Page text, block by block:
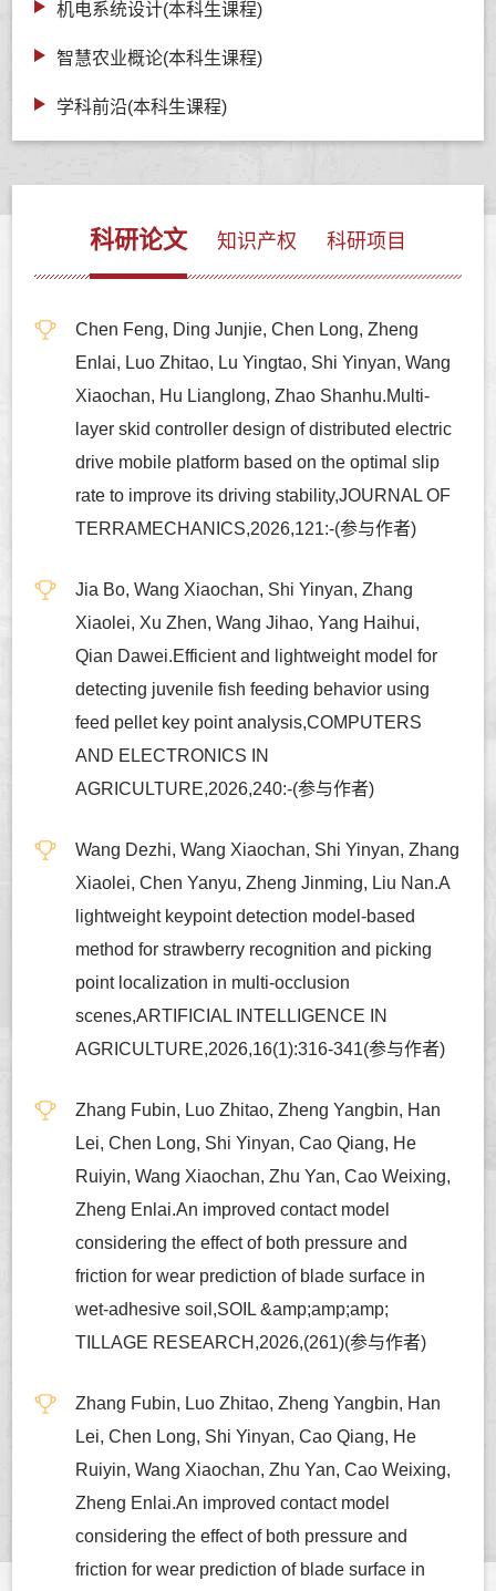
机电系统设计(本科生课程)
智慧农业概论(本科生课程)
学科前沿(本科生课程)
科研论文 知识产权 科研项目
Chen Feng, Ding Junjie, Chen Long, Zheng
Enlai, Luo Zhitao, Lu Yingtao, Shi Yinyan, Wang
Xiaochan, Hu Lianglong, Zhao Shanhu.Multi-
layer skid controller design of distributed electric
drive mobile platform based on the optimal slip
rate to improve its driving stability,JOURNAL OF
TERRAMECHANICS,2026,121:-(参与作者)
Jia Bo, Wang Xiaochan, Shi Yinyan, Zhang
Xiaolei, Xu Zhen, Wang Jihao, Yang Haihui,
Qian Dawei.Efficient and lightweight model for
detecting juvenile fish feeding behavior using
feed pellet key point analysis,COMPUTERS
AND ELECTRONICS IN
AGRICULTURE,2026,240:-(参与作者)
Wang Dezhi, Wang Xiaochan, Shi Yinyan, Zhang
Xiaolei, Chen Yanyu, Zheng Jinming, Liu Nan.A
lightweight keypoint detection model-based
method for strawberry recognition and picking
point localization in multi-occlusion
scenes,ARTIFICIAL INTELLIGENCE IN
AGRICULTURE,2026,16(1):316-341(参与作者)
Zhang Fubin, Luo Zhitao, Zheng Yangbin, Han
Lei, Chen Long, Shi Yinyan, Cao Qiang, He
Ruiyin, Wang Xiaochan, Zhu Yan, Cao Weixing,
Zheng Enlai.An improved contact model
considering the effect of both pressure and
friction for wear prediction of blade surface in
wet-adhesive soil,SOIL &amp;amp;amp;
TILLAGE RESEARCH,2026,(261)(参与作者)
Zhang Fubin, Luo Zhitao, Zheng Yangbin, Han
Lei, Chen Long, Shi Yinyan, Cao Qiang, He
Ruiyin, Wang Xiaochan, Zhu Yan, Cao Weixing,
Zheng Enlai.An improved contact model
considering the effect of both pressure and
friction for wear prediction of blade surface in